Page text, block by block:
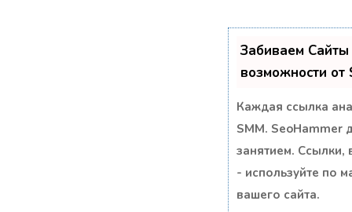
Забиваем
возможности от
Каждая ссылка
SMM. SeoHammer
занятием. Ссылки,
- используйте по
вашего сайта.